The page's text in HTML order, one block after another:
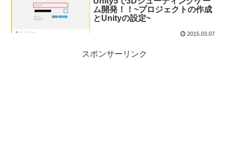
ム開発！！~プロジェクトの作成
とUnityの設定~
2015.03.07
スポンサーリンク